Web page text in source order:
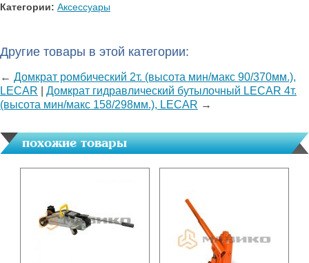
Категории: Аксессуары
Другие товары в этой категории:
← Домкрат ромбический 2т. (высота мин/макс 90/370мм.),
LECAR
Домкрат гидравлический бутылочный LECAR 4т.
(высота мин/макс 158/298мм.), LECAR →
похожие товары